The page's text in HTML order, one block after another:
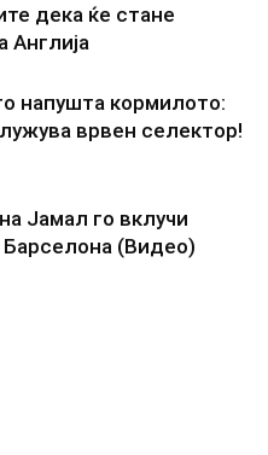
дека ќе стане
Англија
напушта кормилото:
врвен селектор!
Јамал го вклучи
(Видео)